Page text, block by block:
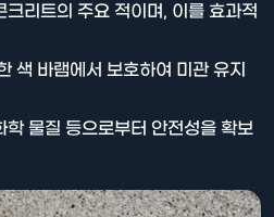
크리트의 주요 적이며, 이를 효과적
색 바램에서 보호하여 미관 유지
학 물질 등으로부터 안전성을 확보